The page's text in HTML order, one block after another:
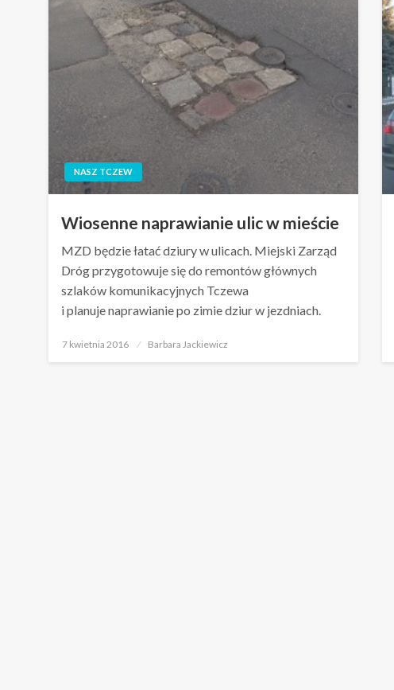
NASZ TCZEW
Wiosenne naprawianie ulic w mieście
MZD będzie łatać dziury w ulicach. Miejski Zarząd
Dróg przygotowuje się do remontów głównych
szlaków komunikacyjnych Tczewa
i planuje naprawianie po zimie dziur w jezdniach.
Opublikowane
7 kwietnia 2016 Barbara Jackiewicz